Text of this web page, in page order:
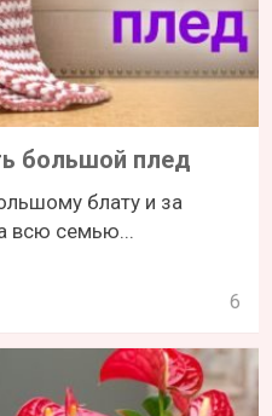
большой плед
блату и за
всю семью...
6